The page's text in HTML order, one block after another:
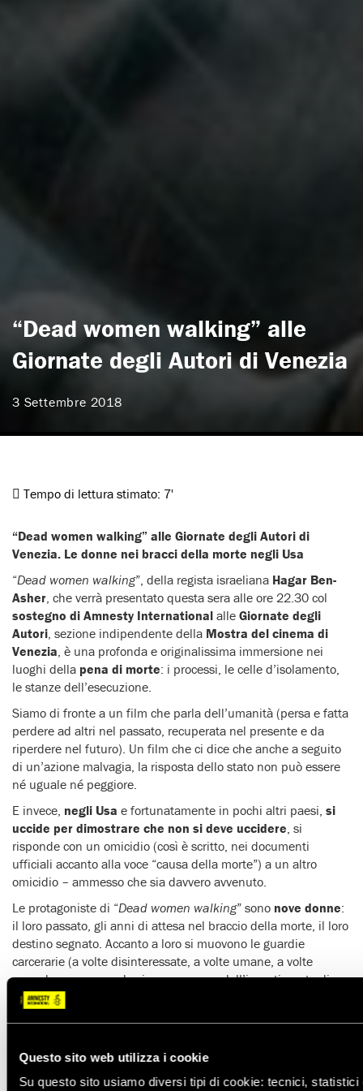
Questo sito web utilizza i cookie
Su questo sito usiamo diversi tipi di cookie: tecnici,
“Dead women walking” alle
Giornate degli Autori di Venezia
3 Settembre 2018
Tempo di lettura stimato: 7'
“Dead women walking” alle Giornate degli Autori di
Venezia. Le donne nei bracci della morte negli Usa
“Dead women walking”, della regista israeliana Hagar Ben-
Asher, che verrà presentato questa sera alle ore 22.30 col
sostegno di Amnesty International alle Giornate degli
Autori, sezione indipendente della Mostra del cinema di
Venezia, è una profonda e originalissima immersione nei
luoghi della pena di morte: i processi, le celle d’isolamento,
le stanze dell’esecuzione.
Siamo di fronte a un film che parla dell’umanità (persa e fatta
perdere ad altri nel passato, recuperata nel presente e da
riperdere nel futuro). Un film che ci dice che anche a seguito
di un’azione malvagia, la risposta dello stato non può essere
né uguale né peggiore.
E invece, negli Usa e fortunatamente in pochi altri paesi, si
uccide per dimostrare che non si deve uccidere, si
risponde con un omicidio (così è scritto, nei documenti
ufficiali accanto alla voce “causa della morte”) a un altro
omicidio – ammesso che sia davvero avvenuto.
Le protagoniste di “Dead women walking” sono nove donne:
il loro passato, gli anni di attesa nel braccio della morte, il loro
destino segnato. Accanto a loro si muovono le guardie
carcerarie (a volte disinteressate, a volte umane, a volte
assurde come quando si preoccupano dell’investimento di
una mucca mentre stanno trasferendo una condannata a
Poche donne, o almeno “relativamente” poche donne,
vengono messe a morte negli Stati Uniti: “solo” 16, da quando